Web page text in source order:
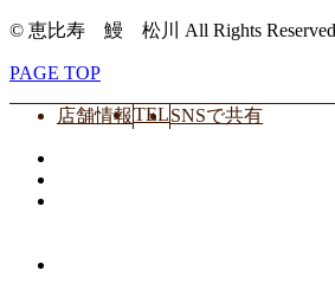
© 恵比寿 鰻 松川 All Rights
PAGE TOP
店舗情報TELSNSで共有